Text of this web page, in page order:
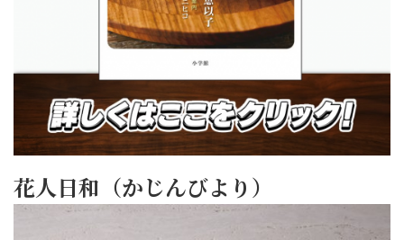
花人日和（かじんびより）